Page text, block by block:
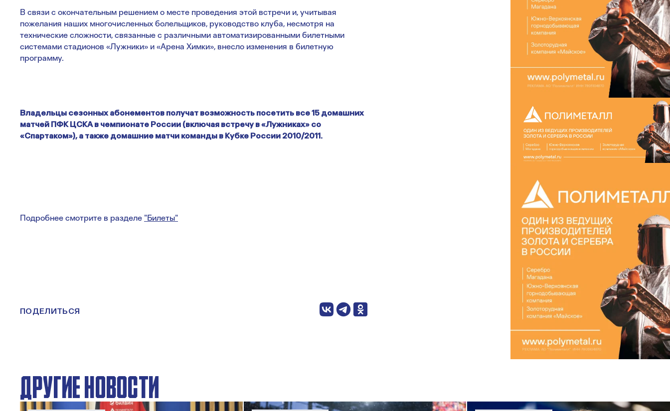
В связи с окончательным решением о месте проведения этой встречи и, учитывая
пожелания наших многочисленных болельщиков, руководство клуба, несмотря на
технические сложности, связанные с различными автоматизированными билетными
системами стадионов «Лужники» и «Арена Химки», внесло изменения в билетную
программу.
Владельцы сезонных абонементов получат возможность посетить все 15 домашних
матчей ПФК ЦСКА в чемпионате России (включая встречу в «Лужниках» со
«Спартаком»), а также домашние матчи команды в Кубке России 2010/2011.
Подробнее смотрите в разделе "Билеты"
ПОДЕЛИТЬСЯ
ДРУГИЕ НОВОСТИ